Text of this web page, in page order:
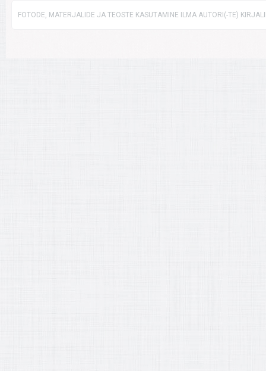
FOTODE, MATERJALIDE JA TEOSTE KASUTAMINE ILMA AUTORI(-TE)